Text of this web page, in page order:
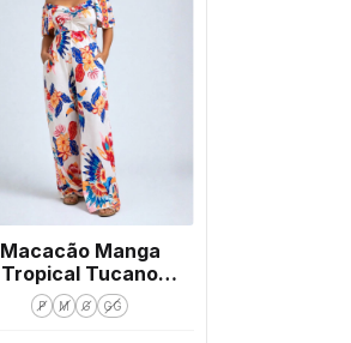
Macacão Manga
Tropical Tucano
Offwhite
P M G GG